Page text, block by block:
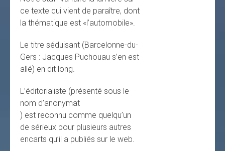
ce texte qui vient de paraître, dont
la thématique est «l’automobile».
Le titre séduisant (Barcelonne-du-
Gers : Jacques Puchouau s’en est
allé) en dit long.
L’éditorialiste (présenté sous le
nom d’anonymat
) est reconnu comme quelqu’un
de sérieux pour plusieurs autres
encarts qu’il a publiés sur le web.